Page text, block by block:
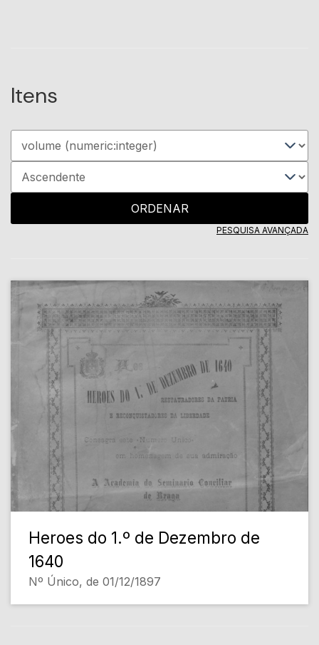
Itens
ORDENAR
PESQUISA AVANÇADA
Heroes do 1.º de Dezembro de
1640
Nº Único, de 01/12/1897